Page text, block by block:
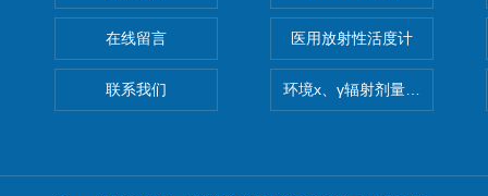
在线留言
联系我们
医用放射性活度计
环境x、γ辐射剂量率仪